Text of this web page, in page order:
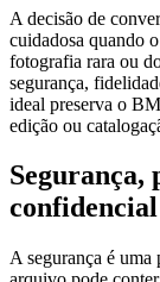
A decisão de
cuidadosa quando
fotografia rara ou
segurança,
ideal preserva o
edição ou
Segurança,
confidencial
A segurança é uma